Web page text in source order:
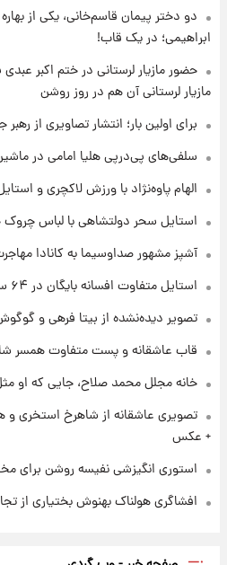
لیونل مسی
۲۱ ساعت پیش
لحظه برخورد
جهانی در
۲۱ ساعت پیش
برای اولین بار؛
انقلاب/ویدیو
تصاویر عمامه
دو دختر پیمان قاسم‌خانی، یکی از بهاره
ابراهیمی؛ در یک قاب!
حضور مازیار لرستانی در ختم اکبر
مازیار لرستانی آن هم در روز روشن
برای اولین بار؛ انتشار تصاویری از
سلفی‌های پی‌درپی هلیا امامی در
الهام پاوه‌نژاد با ورزش لاکچری و
استایل سحر دولتشاهی با لباس
آشپز مشهور صداوسیما به کانادا
استایل متفاوت افسانه بایگان در ۶۴ سالگی + عکس
تصویر دیده‌نشده از بیتا فرهی و
قاب عاشقانه و پست متفاوت همسر
خانه مجلل محمد صلاح، جایی که او
تصویری عاشقانه از شاهرخ استخری
+ عکس
استوری انگیزشی نفیسه روشن برای
افشاگری هولناک بهنوش بختیاری از